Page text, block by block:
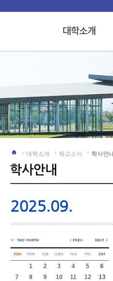
대학소개 학교소식 학사안
2025.09.
1 2 3 4 5
6
7
8 9 10 11 12
13